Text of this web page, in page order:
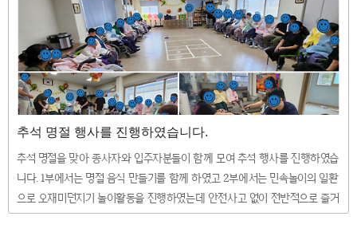
추석 명절 행사를 진행하였습니다.
추석 명절을 맞아 종사자와 입주자분들이 함께 모여 추석 행사를 진행하였습
니다. 1부에서는 명절 음식 만들기를 함께 하였고 2부에서는 민속놀이의 일환
으로 오재미던지기 놀이활동을 진행하였는데 안전사고 없이 전반적으로 즐거
운 시간을 보내었습니다. ^^